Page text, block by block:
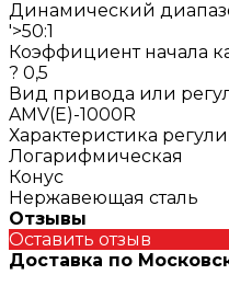
Динамический
'>50:1
Коэффициент начала
? 0,5
Вид привода или
AMV(E)-1000R
Характеристика
Логарифмическая
Конус
Нержавеющая сталь
Отзывы
Оставить отзыв
Доставка по